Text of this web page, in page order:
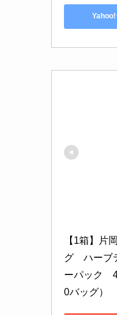
Yahoo!
【1箱】片
グ　ハーブ
ーパック　
0バッグ）